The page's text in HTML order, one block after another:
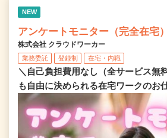
NEW
アンケートモニター（完全在宅）
株式会社 クラウドワーカー
業務委託 登録制 在宅・内職
＼自己負担費用なし（全サービス
も自由に決められる在宅ワークのお